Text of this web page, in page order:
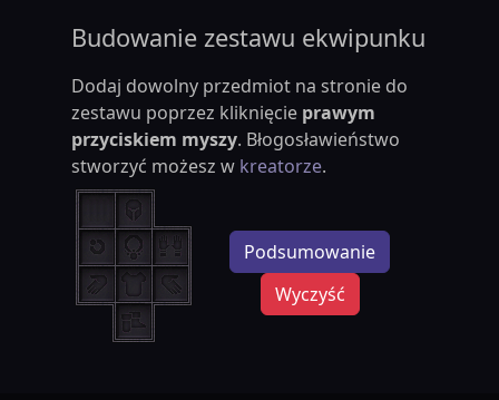
Budowanie zestawu ekwipunku
Dodaj dowolny przedmiot na stronie do
zestawu poprzez kliknięcie prawym
przyciskiem myszy. Błogosławieństwo
stworzyć możesz w kreatorze.
Podsumowanie
Wyczyść